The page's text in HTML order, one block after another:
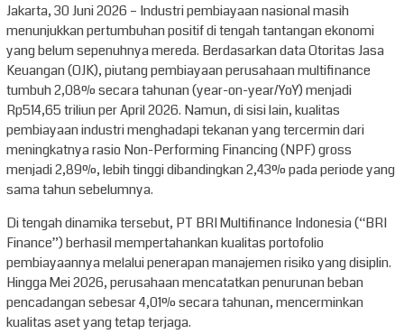
Jakarta, 30 Juni 2026 – Industri pembiayaan nasional masih
menunjukkan pertumbuhan positif di tengah tantangan ekonomi
yang belum sepenuhnya mereda. Berdasarkan data Otoritas Jasa
Keuangan (OJK), piutang pembiayaan perusahaan multifinance
tumbuh 2,08% secara tahunan (year-on-year/YoY) menjadi
Rp514,65 triliun per April 2026. Namun, di sisi lain, kualitas
pembiayaan industri menghadapi tekanan yang tercermin dari
meningkatnya rasio Non-Performing Financing (NPF) gross
menjadi 2,89%, lebih tinggi dibandingkan 2,43% pada periode yang
sama tahun sebelumnya.
Di tengah dinamika tersebut, PT BRI Multifinance Indonesia (“BRI
Finance”) berhasil mempertahankan kualitas portofolio
pembiayaannya melalui penerapan manajemen risiko yang disiplin.
Hingga Mei 2026, perusahaan mencatatkan penurunan beban
pencadangan sebesar 4,01% secara tahunan, mencerminkan
kualitas aset yang tetap terjaga.